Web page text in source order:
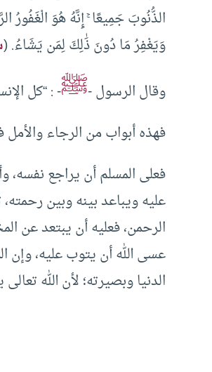
الذُّنُوبَ جَمِيعًا ۚ إِنَّهُ هُوَ الْغَفُورُ
وَيَغْفِرُ مَا دُونَ ذَٰلِكَ لِمَن يَشَاءُ. (
وقال الرسول -ﷺ- : “كل
فهذه أبواب من الرجاء والأمل
فعلى المسلم أن يراجع نفسه،
عليه ويباعد بينه وبين
الرحمن، فعليه أن يبتعد عن
عسى الله أن يتوب عليه، وإن
الدنيا وبصيرته؛ لأن الله